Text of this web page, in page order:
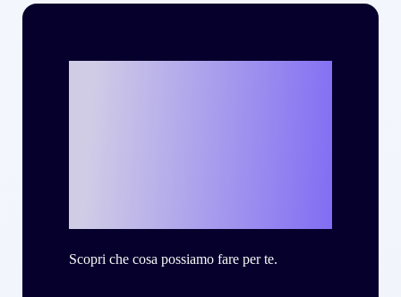
Scopri che cosa possiamo fare per te.